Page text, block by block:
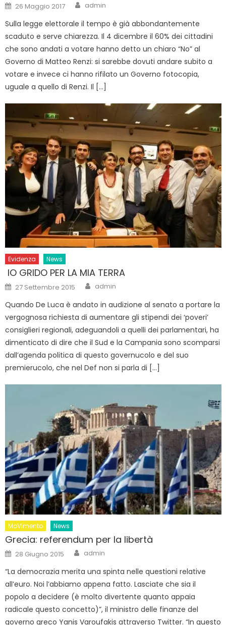
Posted
on
26 Maggio 2017 Author
admin
Sulla legge elettorale il tempo è già abbondantemente
scaduto e serve chiarezza. Il 4 dicembre il 60% dei cittadini
che sono andati a votare hanno detto un chiaro “No” al
Governo di Matteo Renzi: si sarebbe dovuti andare subito a
votare e invece ci hanno rifilato un Governo fotocopia,
uguale a quello di Renzi. Il […]
Evidenza News
IO GRIDO PER LA MIA TERRA
Posted
on
27 Settembre 2015 Author
admin
Quando De Luca è andato in audizione al senato a portare la
vergognosa richiesta di aumentare gli stipendi dei ‘poveri’
consiglieri regionali, adeguandoli a quelli dei parlamentari, ha
dimenticato di dire che il Sud e la Campania sono scomparsi
dall’agenda politica di questo governucolo e del suo
premierucolo, che nel Def non si parla di […]
MoVimento News
Grecia: referendum per la libertà
Posted
on
28 Giugno 2015 Author
admin
“La democrazia merita una spinta nelle questioni relative
all’euro. Noi l’abbiamo appena fatto. Lasciate che sia il
popolo a decidere (è molto divertente quanto appaia
radicale questo concetto)”, il ministro delle finanze del
governo greco Yanis Varoufakis attraverso Twitter. “In questo